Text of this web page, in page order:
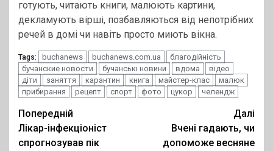
готують, читають книги, малюють картини,
декламують вірші, позбавляються від непотрібних
речей в домі чи навіть просто миють вікна.
Tags: buchanews buchanews.com.ua
благодійність
бучанские новости
бучанські новини вдома
відео
діти
заняття карантин книга майстер-клас
малюк
прибирання
рецепт спорт фото цукор челендж
Post
navigation
Попередній
Лікар-інфекціоніст
спрогнозував пік
Далі
Вчені гадають, чи
допоможе весняне